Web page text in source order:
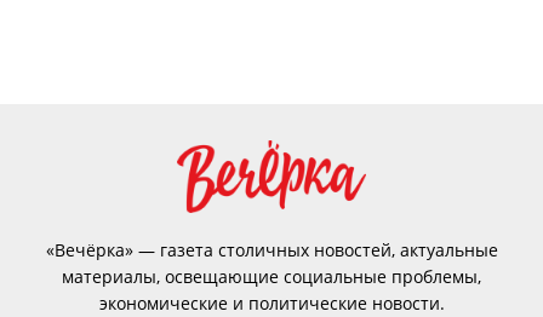
«Вечёрка» — газета столичных новостей, актуальные
материалы, освещающие социальные проблемы,
экономические и политические новости.